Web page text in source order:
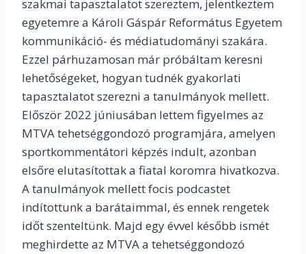
szakmai tapasztalatot szereztem, jelentkeztem
egyetemre a Károli Gáspár Református Egyetem
kommunikáció- és médiatudományi szakára.
Ezzel párhuzamosan már próbáltam keresni
lehetőségeket, hogyan tudnék gyakorlati
tapasztalatot szerezni a tanulmányok mellett.
Először 2022 júniusában lettem figyelmes az
MTVA tehetséggondozó programjára, amelyen
sportkommentátori képzés indult, azonban
elsőre elutasítottak a fiatal koromra hivatkozva.
A tanulmányok mellett focis podcastet
indítottunk a barátaimmal, és ennek rengetek
időt szenteltünk. Majd egy évvel később ismét
meghirdette az MTVA a tehetséggondozó